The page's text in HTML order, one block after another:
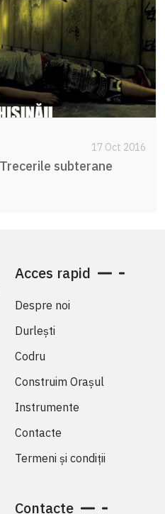
17 Oct 2016
subterane
Acces rapid
Despre noi
Durlești
Codru
Construim Orașul
Instrumente
Contacte
Termeni și condiții
Contacte